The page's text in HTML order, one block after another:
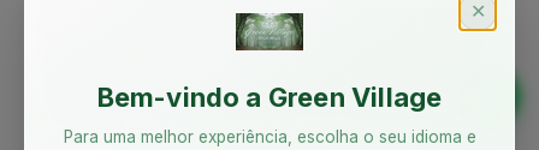
✕
Bem-vindo a Green Village
Para uma melhor experiência, escolha o seu idioma e